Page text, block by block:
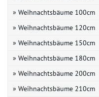
» Weihnachtsbäume 100cm
» Weihnachtsbäume 120cm
» Weihnachtsbäume 150cm
» Weihnachtsbäume 180cm
» Weihnachtsbäume 200cm
» Weihnachtsbäume 210cm